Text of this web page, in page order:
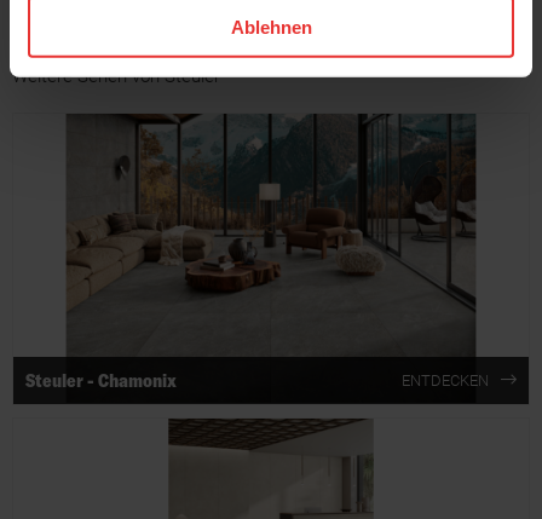
Ablehnen
Weitere Serien von Steuler
Steuler - Chamonix ENTDECKEN